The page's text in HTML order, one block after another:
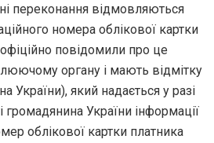
переконання відмовляються
номера облікової картки
повідомили про це
органу і мають відмітку
України), який надається у разі
громадянина України інформації
облікової картки платника